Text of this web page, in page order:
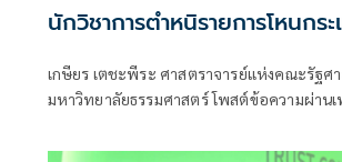
นักวิชาการตำหนิรายการโหนกร
เกษียร เตชะพีระ ศาสตราจารย์แห่งคณะรัฐศ
มหาวิทยาลัยธรรมศาสตร์ โพสต์ข้อความผ่าน
อื่นไปกลางจอ